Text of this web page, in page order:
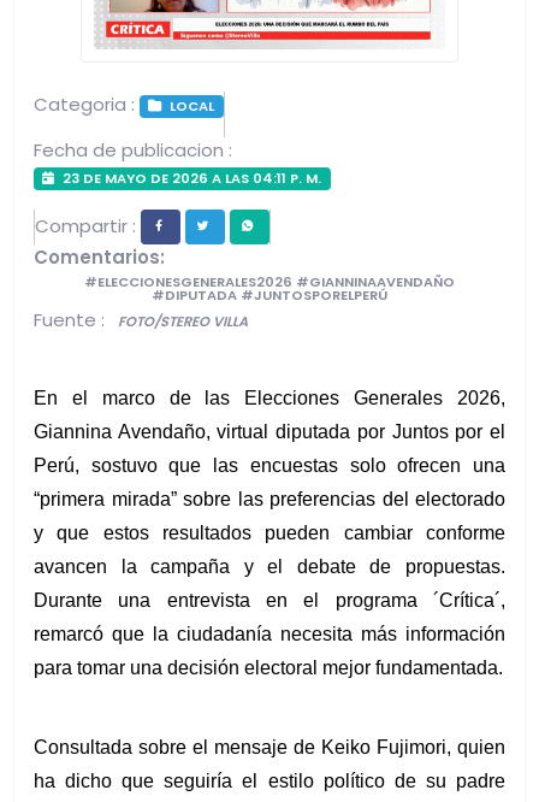
Categoria : LOCAL
Fecha de publicacion :
23 DE MAYO DE 2026 A LAS 04:11 P. M.
Compartir :
Comentarios:
#ELECCIONESGENERALES2026 #GIANNINAAVENDAÑO
#DIPUTADA #JUNTOSPORELPERÚ
Fuente : FOTO/STEREO VILLA
En el marco de las Elecciones Generales 2026,
Giannina Avendaño, virtual diputada por Juntos por el
Perú, sostuvo que las encuestas solo ofrecen una
“primera mirada” sobre las preferencias del electorado
y que estos resultados pueden cambiar conforme
avancen la campaña y el debate de propuestas.
Durante una entrevista en el programa ´Crítica´,
remarcó que la ciudadanía necesita más información
para tomar una decisión electoral mejor fundamentada.
Consultada sobre el mensaje de Keiko Fujimori, quien
ha dicho que seguiría el estilo político de su padre